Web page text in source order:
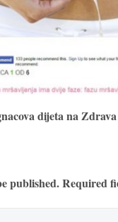
dijeta na
published. Required